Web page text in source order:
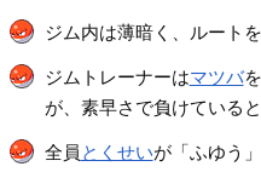
ジム内は薄暗く、ルート
ジムトレーナーはマツバ
が、素早さで負けている
全員 とくせいが「ふゆう